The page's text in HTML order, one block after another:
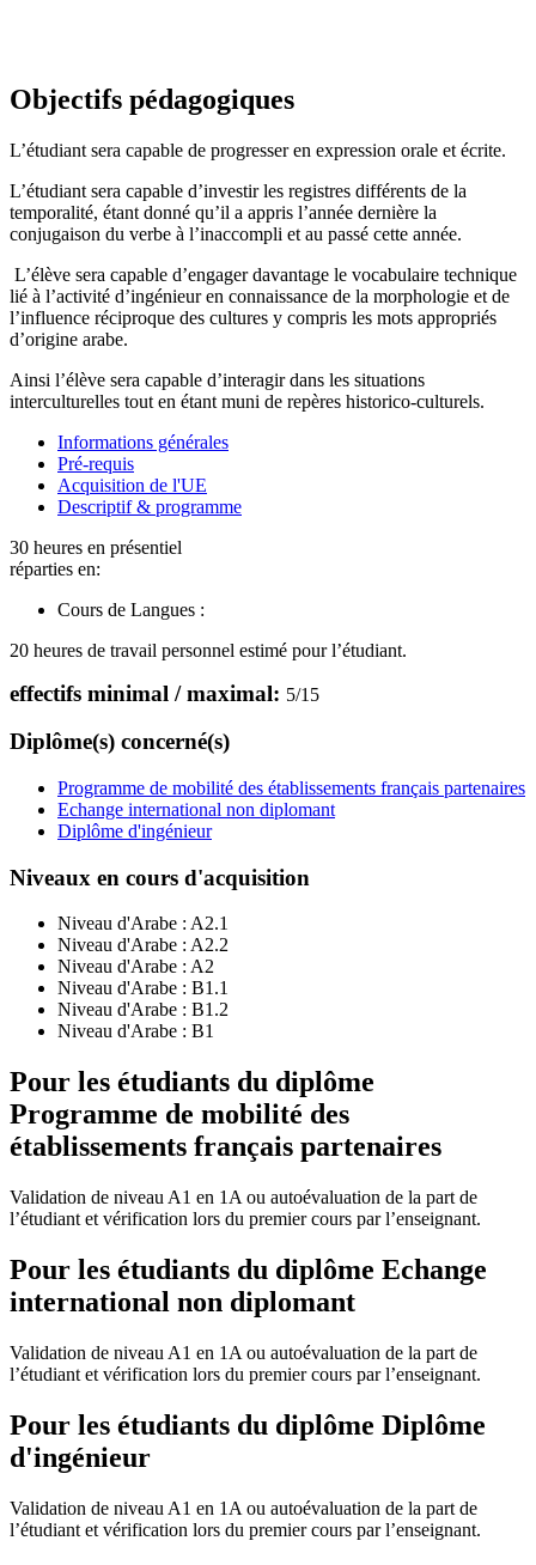
Objectifs pédagogiques
L’étudiant sera capable de progresser en expression orale et écrite.
L’étudiant sera capable d’investir les registres différents de la
temporalité, étant donné qu’il a appris l’année dernière la
conjugaison du verbe à l’inaccompli et au passé cette année.
L’élève sera capable d’engager davantage le vocabulaire technique
lié à l’activité d’ingénieur en connaissance de la morphologie et de
l’influence réciproque des cultures y compris les mots appropriés
d’origine arabe.
Ainsi l’élève sera capable d’interagir dans les situations
interculturelles tout en étant muni de repères historico-culturels.
Informations générales
Pré-requis
Acquisition de l'UE
Descriptif & programme
30 heures en présentiel
réparties en:
Cours de Langues :
20 heures de travail personnel estimé pour l’étudiant.
effectifs minimal / maximal: 5/15
Diplôme(s) concerné(s)
Programme de mobilité des établissements français partenaires
Echange international non diplomant
Diplôme d'ingénieur
Niveaux en cours d'acquisition
Niveau d'Arabe : A2.1
Niveau d'Arabe : A2.2
Niveau d'Arabe : A2
Niveau d'Arabe : B1.1
Niveau d'Arabe : B1.2
Niveau d'Arabe : B1
Pour les étudiants du diplôme
Programme de mobilité des
établissements français partenaires
Validation de niveau A1 en 1A ou autoévaluation de la part de
l’étudiant et vérification lors du premier cours par l’enseignant.
Pour les étudiants du diplôme Echange
international non diplomant
Validation de niveau A1 en 1A ou autoévaluation de la part de
l’étudiant et vérification lors du premier cours par l’enseignant.
Pour les étudiants du diplôme Diplôme
d'ingénieur
Validation de niveau A1 en 1A ou autoévaluation de la part de
l’étudiant et vérification lors du premier cours par l’enseignant.